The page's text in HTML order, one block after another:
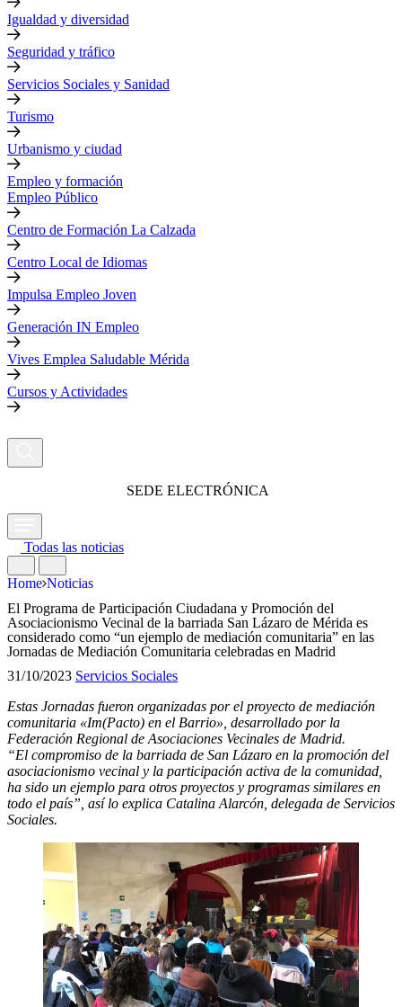
Igualdad y diversidad
Seguridad y tráfico
Servicios Sociales y Sanidad
Turismo
Urbanismo y ciudad
Empleo y formación
Empleo Público
Centro de Formación La Calzada
Centro Local de Idiomas
Impulsa Empleo Joven
Generación IN Empleo
Vives Emplea Saludable Mérida
Cursos y Actividades
SEDE ELECTRÓNICA
Todas las noticias
Home Noticias
El Programa de Participación Ciudadana y Promoción del
Asociacionismo Vecinal de la barriada San Lázaro de Mérida es
considerado como “un ejemplo de mediación comunitaria” en las
Jornadas de Mediación Comunitaria celebradas en Madrid
31/10/2023 Servicios Sociales
Estas Jornadas fueron organizadas por el proyecto de mediación
comunitaria «Im(Pacto) en el Barrio», desarrollado por la
Federación Regional de Asociaciones Vecinales de Madrid.
“El compromiso de la barriada de San Lázaro en la promoción del
asociacionismo vecinal y la participación activa de la comunidad,
ha sido un ejemplo para otros proyectos y programas similares en
todo el país”, así lo explica Catalina Alarcón, delegada de Servicios
Sociales.